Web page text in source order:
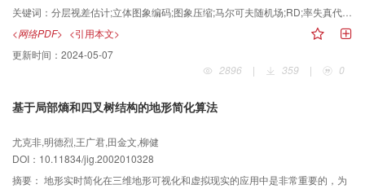
（RD）模型以及交叠块匹配的混合视差估计/补偿算法，可得到光滑准确的视差
场，与通常的变尺寸块匹配（VSBM）相比，该算法得到的视差补偿图象的峰值
信噪比（PSNR）可提高2.5dB左右；双向半像素精度的视差估计/补偿的性能要
比单向整像素搜索提高3dB，实验结果表明，该立体图象编码方案能有效地压缩
立体图象数据，并可推广到立体序列图象的编码压缩中。
关键词： 分层视差估计;立体图象编码;图象压缩;马尔可夫随机场;RD;率失真代价函数
<网络PDF> <引用本文>
更新时间： 2024-05-07
2896
| 359 | 0
基于局部熵和四叉树结构的地形简化算法
尤克非,明德烈,王广君,田金文,柳健
DOI：10.11834/jig.2002010328
摘要： 地形实时简化在三维地形可视化和虚拟现实的应用中是非常重要的，为